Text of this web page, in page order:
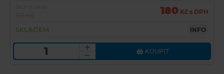
180 Kč s DPH
SKLADEM INFO
KOUPIT